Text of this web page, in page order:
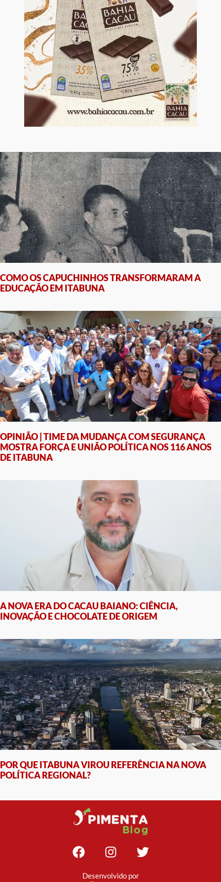
COMO OS CAPUCHINHOS TRANSFORMARAM A
EDUCAÇÃO EM ITABUNA
OPINIÃO | TIME DA MUDANÇA COM SEGURANÇA
MOSTRA FORÇA E UNIÃO POLÍTICA NOS 116 ANOS
DE ITABUNA
A NOVA ERA DO CACAU BAIANO: CIÊNCIA,
INOVAÇÃO E CHOCOLATE DE ORIGEM
POR QUE ITABUNA VIROU REFERÊNCIA NA NOVA
POLÍTICA REGIONAL?
Desenvolvido por